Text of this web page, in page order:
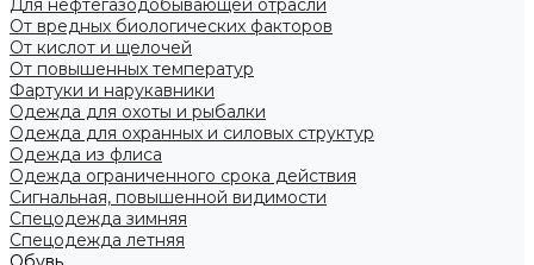
Для нефтегазодобывающей отрасли
От вредных биологических факторов
От кислот и щелочей
От повышенных температур
Фартуки и нарукавники
Одежда для охоты и рыбалки
Одежда для охранных и силовых структур
Одежда из флиса
Одежда ограниченного срока действия
Сигнальная, повышенной видимости
Спецодежда зимняя
Спецодежда летняя